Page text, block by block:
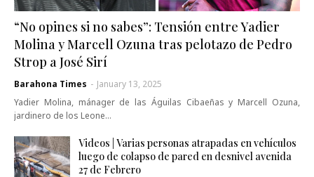
“No opines si no sabes”: Tensión entre Yadier
Molina y Marcell Ozuna tras pelotazo de Pedro
Strop a José Sirí
Barahona Times - January 13, 2025
Yadier Molina, mánager de las Águilas Cibaeñas y Marcell Ozuna,
jardinero de los Leone…
Videos | Varias personas atrapadas en vehículos
luego de colapso de pared en desnivel avenida
27 de Febrero